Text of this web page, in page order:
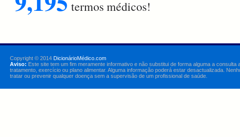
termos médicos!
Copyright © 2014 DicionárioMédico.com
Aviso: Este site tem um fim meramente informativo e não substitui de forma alguma a
tratamento, exercício ou plano alimentar. Alguma informação poderá estar desactualizada.
tratar ou prevenir qualquer doença sem a supervisão de um profissional de saúde.